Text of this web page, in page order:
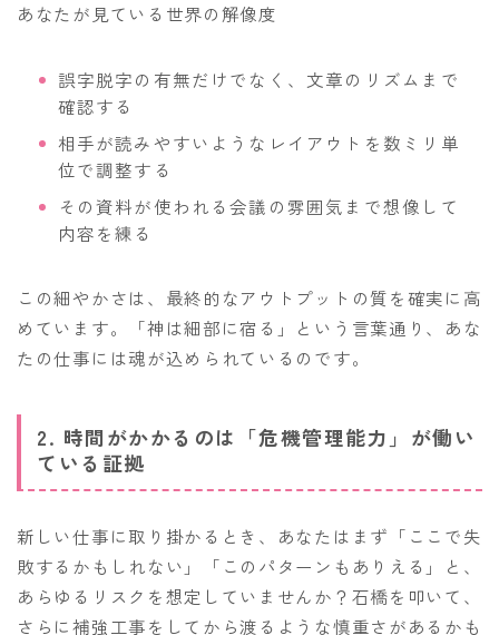
あなたが見ている世界の解像度
誤字脱字の有無だけでなく、文章のリズムまで
確認する
相手が読みやすいようなレイアウトを数ミリ単
位で調整する
その資料が使われる会議の雰囲気まで想像して
内容を練る
この細やかさは、最終的なアウトプットの質を確実に高
めています。「神は細部に宿る」という言葉通り、あな
たの仕事には魂が込められているのです。
2. 時間がかかるのは「危機管理能力」が働い
ている証拠
新しい仕事に取り掛かるとき、あなたはまず「ここで失
敗するかもしれない」「このパターンもありえる」と、
あらゆるリスクを想定していませんか？石橋を叩いて、
さらに補強工事をしてから渡るような慎重さがあるかも